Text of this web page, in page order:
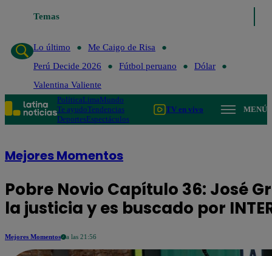
Temas
Lo último
Me Caigo de Risa
Perú Decide 2026
Fútbol peruano
Dólar
Valentina Valiente
PolíticaLimaMundo
Te ayudoTendencias
DeportesEspectáculos
TV en vivo MENÚ
Mejores Momentos
Pobre Novio Capítulo 36: José
la justicia y es buscado por
Mejores Momentos a las 21:56